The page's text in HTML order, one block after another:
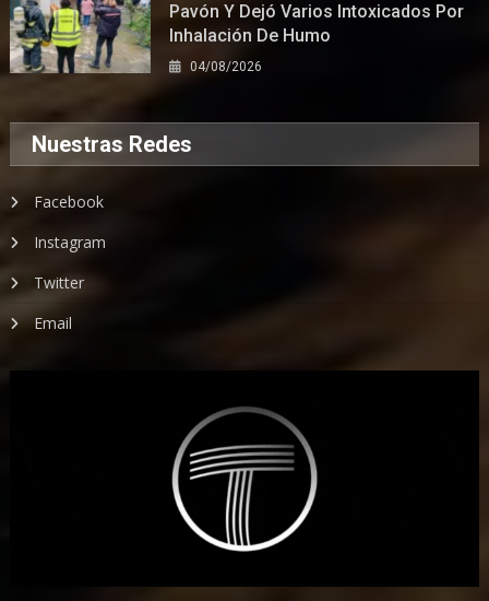
Pavón Y Dejó Varios Intoxicados Por
Inhalación De Humo
04/08/2026
Nuestras Redes
Facebook
Instagram
Twitter
Email